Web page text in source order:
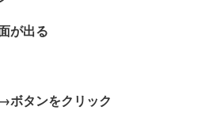
が出る
タンをクリック